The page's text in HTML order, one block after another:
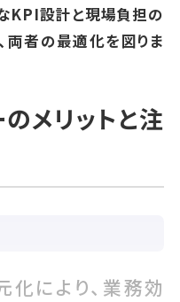
KPI設計と現場負担の
両者の最適化を図りま
メリットと注
化により、業務効